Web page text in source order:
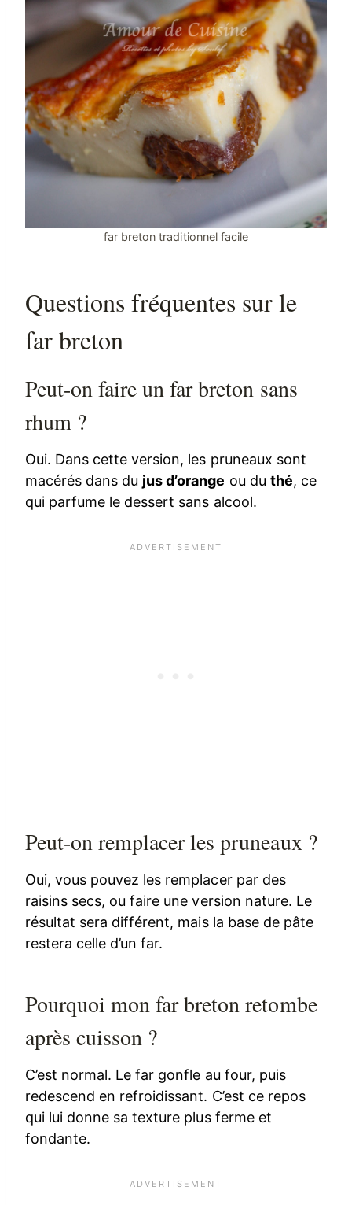
far breton traditionnel facile
Questions fréquentes sur le
far breton
Peut-on faire un far breton sans
rhum ?
Oui. Dans cette version, les pruneaux sont
macérés dans du jus d’orange ou du thé, ce
qui parfume le dessert sans alcool.
Peut-on remplacer les pruneaux ?
Oui, vous pouvez les remplacer par des
raisins secs, ou faire une version nature. Le
résultat sera différent, mais la base de pâte
restera celle d’un far.
Pourquoi mon far breton retombe
après cuisson ?
C’est normal. Le far gonfle au four, puis
redescend en refroidissant. C’est ce repos
qui lui donne sa texture plus ferme et
fondante.